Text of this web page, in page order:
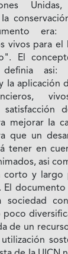
Unidas,
era:
vivos para el
El
asi:
Ia aplicación
mejorar Ia
que un
tener en
asi
corto y largo
documento
sociedad
de un